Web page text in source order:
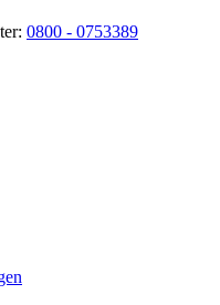
0800 - 0753389